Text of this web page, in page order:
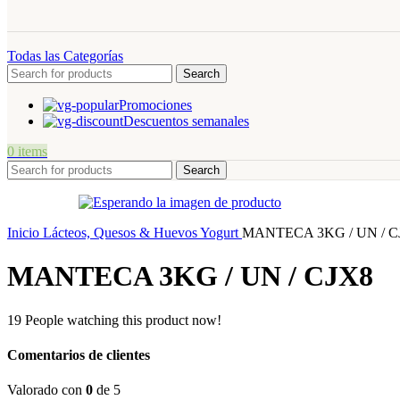
Todas las Categorías
Search
Promociones
Descuentos semanales
0 items
Search
Inicio Lácteos, Quesos & HuevosYogurt MANTECA 3KG / UN /
MANTECA 3KG / UN / CJX8
19 People watching this product now!
Comentarios de clientes
Valorado con 0 de 5